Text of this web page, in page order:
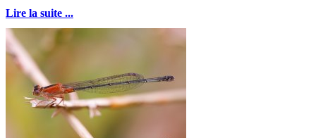
Lire la suite ...